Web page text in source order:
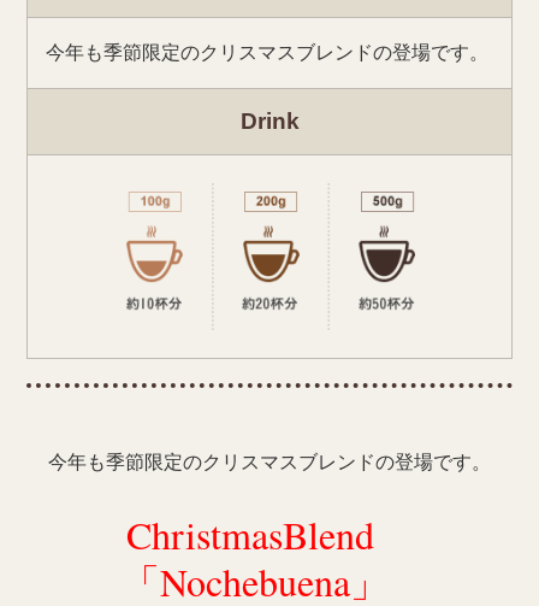
今年も季節限定のクリスマスブレンドの登場です。
Drink
今年も季節限定のクリスマスブレンドの登場です。
ChristmasBlend
「Nochebuena」